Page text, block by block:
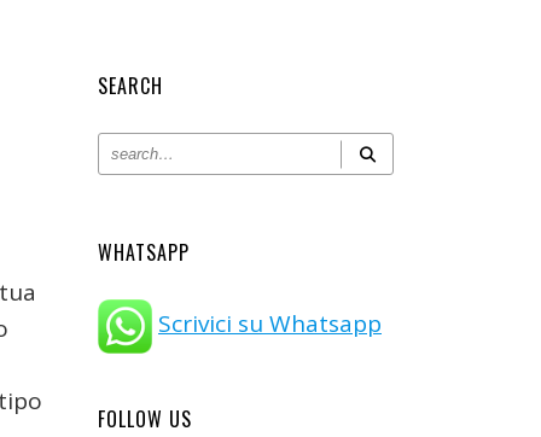
SEARCH
WHATSAPP
Scrivici su Whatsapp
FOLLOW US